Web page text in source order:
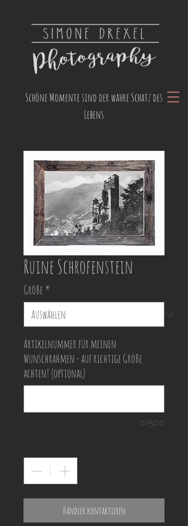
Schöne Momente sind der wahre Schatz des
Lebens
Ruine Schrofenstein
Größe *
Artikelnummer für meinen
Wunschrahmen - auf richtige Größe
achten! (optional)
0/500
Händler kontaktieren